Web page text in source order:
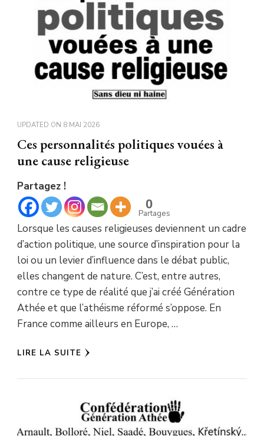
UPDATED ON 8 MAI 2026
Ces personnalités politiques vouées à
une cause religieuse
Partagez !
0
Partages
Lorsque les causes religieuses deviennent un cadre
d’action politique, une source d’inspiration pour la
loi ou un levier d’influence dans le débat public,
elles changent de nature. C’est, entre autres,
contre ce type de réalité que j’ai créé Génération
Athée et que l’athéisme réformé s’oppose. En
France comme ailleurs en Europe, …
LIRE LA SUITE